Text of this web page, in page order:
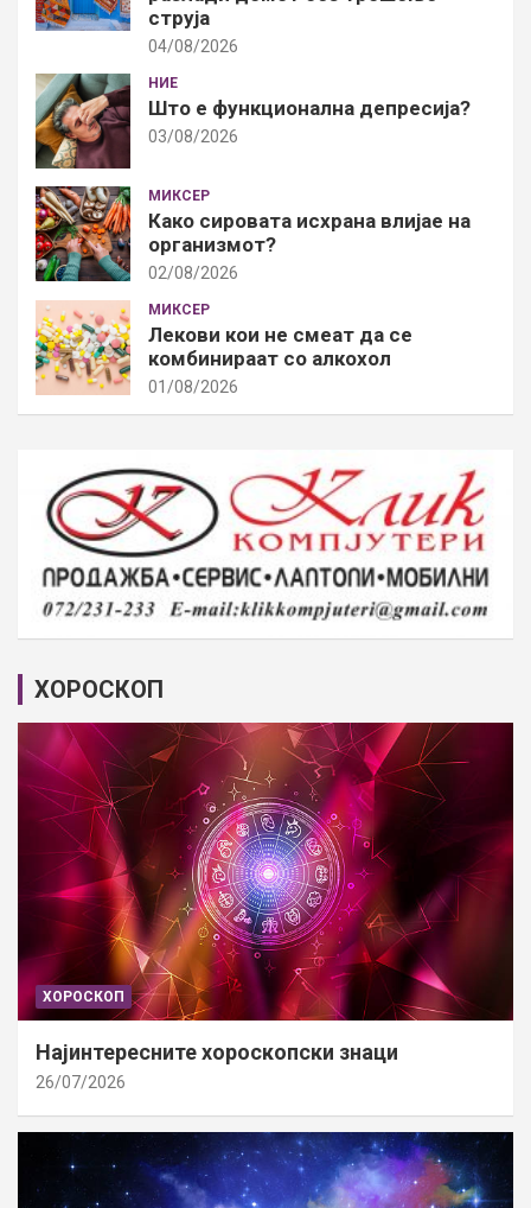
струја
04/08/2026
НИЕ
Што е функционална депресија?
03/08/2026
МИКСЕР
Како сировата исхрана влијае на
организмот?
02/08/2026
МИКСЕР
Лекови кои не смеат да се
комбинираат со алкохол
01/08/2026
ХОРОСКОП
ХОРОСКОП
Најинтересните хороскопски знаци
26/07/2026